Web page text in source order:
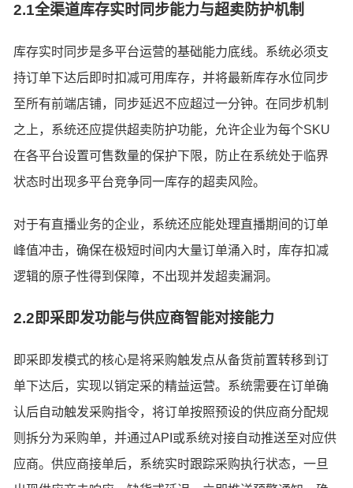
2.1全渠道库存实时同步能力与超卖防护机制
库存实时同步是多平台运营的基础能力底线。系统必须支
持订单下达后即时扣减可用库存，并将最新库存水位同步
至所有前端店铺，同步延迟不应超过一分钟。在同步机制
之上，系统还应提供超卖防护功能，允许企业为每个SKU
在各平台设置可售数量的保护下限，防止在系统处于临界
状态时出现多平台竞争同一库存的超卖风险。
对于有直播业务的企业，系统还应能处理直播期间的订单
峰值冲击，确保在极短时间内大量订单涌入时，库存扣减
逻辑的原子性得到保障，不出现并发超卖漏洞。
2.2即采即发功能与供应商智能对接能力
即采即发模式的核心是将采购触发点从备货前置转移到订
单下达后，实现以销定采的精益运营。系统需要在订单确
认后自动触发采购指令，将订单按照预设的供应商分配规
则拆分为采购单，并通过API或系统对接自动推送至对应供
应商。供应商接单后，系统实时跟踪采购执行状态，一旦